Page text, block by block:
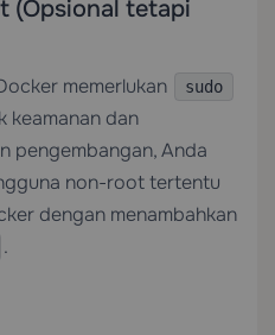
(Opsional tetapi
memerlukan sudo
keamanan dan
pengembangan, Anda
non-root tertentu
dengan menambahkan
.